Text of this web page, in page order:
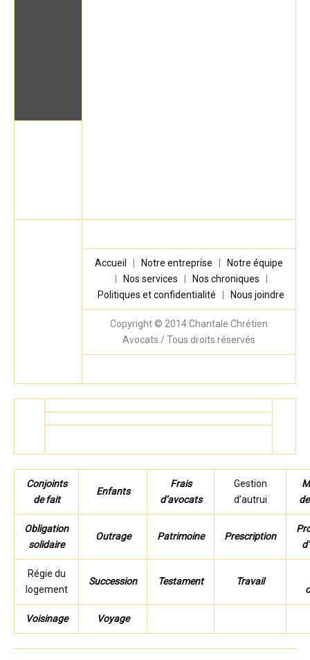
Accueil Notre entreprise
Notre équipe
Nos services Nos chroniques
Politiques et confidentialité
Nous joindre
Copyright © 2014Chantale Chrétien
Avocats / Tous droits réservés
Conjoints
de fait
Enfants
Frais
d’avocats
Gestion
d’autrui
Obligation
solidaire
Outrage Patrimoine Prescription
Régie du
logement
Succession Testament Travail
Voisinage Voyage